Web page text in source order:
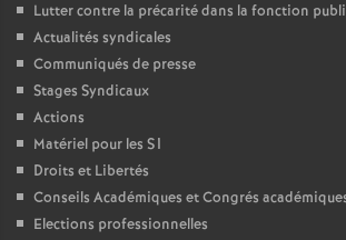
Lutter contre la précarité dans la fonction
Actualités syndicales
Communiqués de presse
Stages Syndicaux
Actions
Matériel pour les S1
Droits et Libertés
Conseils Académiques et Congrés
Elections professionnelles